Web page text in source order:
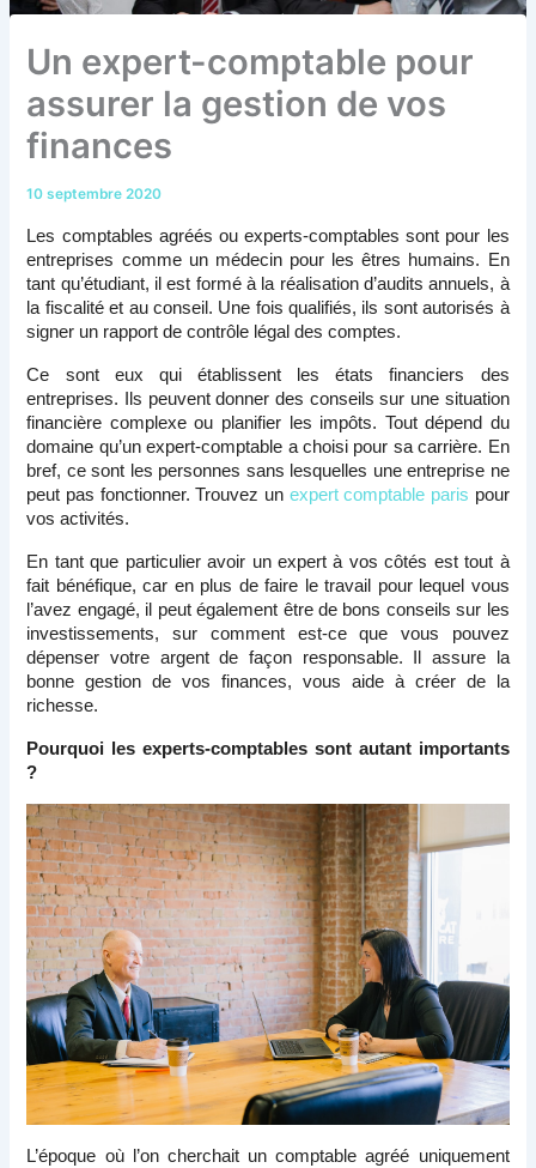
Un expert-comptable pour
assurer la gestion de vos
finances
10 septembre 2020
Les comptables agréés ou experts-comptables sont pour les
entreprises comme un médecin pour les êtres humains. En
tant qu’étudiant, il est formé à la réalisation d’audits annuels, à
la fiscalité et au conseil. Une fois qualifiés, ils sont autorisés à
signer un rapport de contrôle légal des comptes.
Ce sont eux qui établissent les états financiers des
entreprises. Ils peuvent donner des conseils sur une situation
financière complexe ou planifier les impôts. Tout dépend du
domaine qu’un expert-comptable a choisi pour sa carrière. En
bref, ce sont les personnes sans lesquelles une entreprise ne
peut pas fonctionner. Trouvez un expert comptable paris pour
vos activités.
En tant que particulier avoir un expert à vos côtés est tout à
fait bénéfique, car en plus de faire le travail pour lequel vous
l’avez engagé, il peut également être de bons conseils sur les
investissements, sur comment est-ce que vous pouvez
dépenser votre argent de façon responsable. Il assure la
bonne gestion de vos finances, vous aide à créer de la
richesse.
Pourquoi les experts-comptables sont autant importants
?
L’époque où l’on cherchait un comptable agréé uniquement